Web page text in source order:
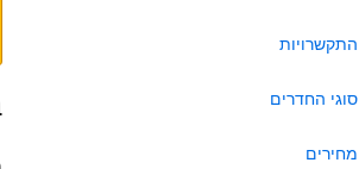
התקשרויות
סוגי החדרים
מחירים